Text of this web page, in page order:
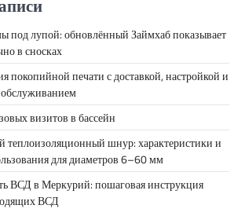
под лупой: обновлённый Займхаб показывает
в сносках
покопийной печати с доставкой, настройкой и
визитов в бассейн
теплоизоляционный шнур: характеристики и
для диаметров 6–60 мм
ВСД в Меркурий: пошаговая инструкция
ВСД